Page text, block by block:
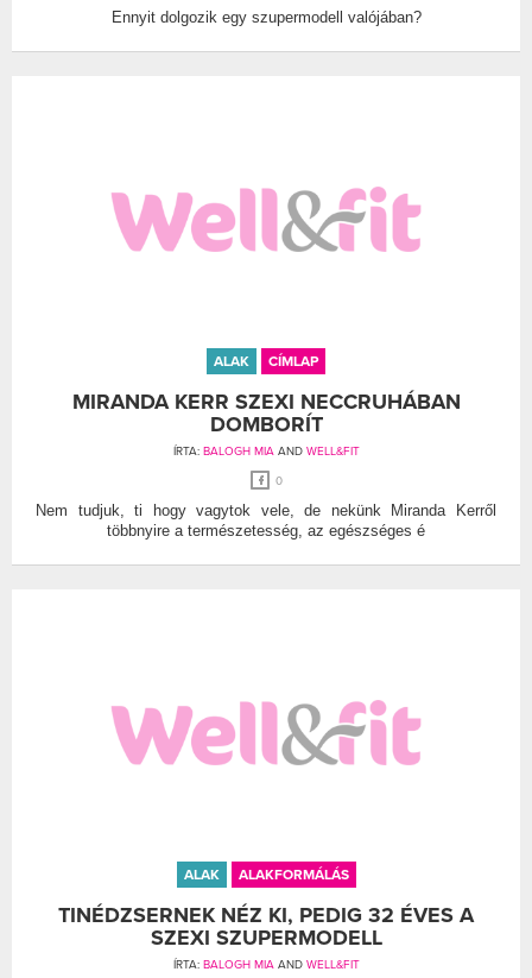
Ennyit dolgozik egy szupermodell valójában?
ALAK CÍMLAP
MIRANDA KERR SZEXI NECCRUHÁBAN
DOMBORÍT
ÍRTA: BALOGH MIAAND WELL&FIT
0
Nem tudjuk, ti hogy vagytok vele, de nekünk Miranda Kerről
többnyire a természetesség, az egészséges é
ALAK ALAKFORMÁLÁS
TINÉDZSERNEK NÉZ KI, PEDIG 32 ÉVES A
SZEXI SZUPERMODELL
ÍRTA: BALOGH MIAAND WELL&FIT